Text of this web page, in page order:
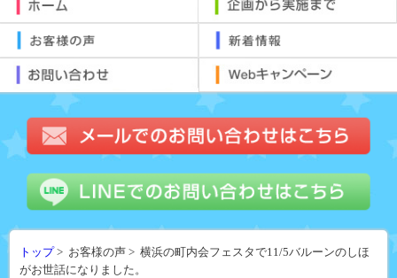
トップ> お客様の声 > 横浜の町内会フェスタで11/5バルーンのしほ
がお世話になりました。